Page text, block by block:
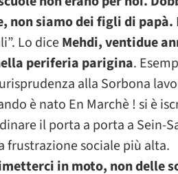
non siamo dei figli di papà.
Lo diceMehdi, ventidue
periferia parigina.
alla Sorbona
è nato En Marchè ! si è
il porta a porta a Sein-
frustrazione sociale più alta.
in moto, non delle